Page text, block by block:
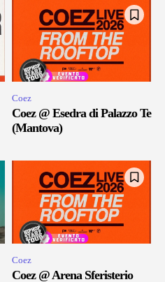
Coez
Coez @ Esedra di Palazzo Te
(Mantova)
Coez
Coez @ Arena Sferisterio